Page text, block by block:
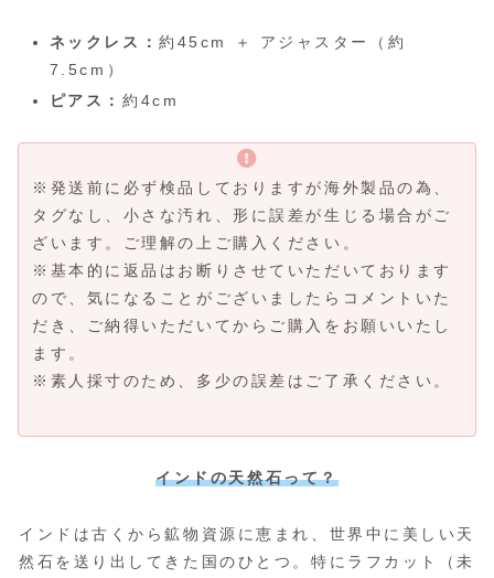
ネックレス：約45cm ＋ アジャスター（約
7.5cm）
ピアス：約4cm
※発送前に必ず検品しておりますが海外製品の為、
タグなし、小さな汚れ、形に誤差が生じる場合がご
ざいます。ご理解の上ご購入ください。
※基本的に返品はお断りさせていただいております
ので、気になることがございましたらコメントいた
だき、ご納得いただいてからご購入をお願いいたし
ます。
※素人採寸のため、多少の誤差はご了承ください。
インドの天然石って？
インドは古くから鉱物資源に恵まれ、世界中に美しい天
然石を送り出してきた国のひとつ。特にラフカット（未